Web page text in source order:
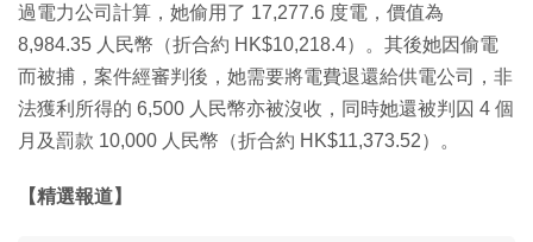
過電力公司計算，她偷用了 17,277.6 度電，價值為
8,984.35 人民幣（折合約 HK$10,218.4）。其後她因偷電
而被捕，案件經審判後，她需要將電費退還給供電公司，非
法獲利所得的 6,500 人民幣亦被沒收，同時她還被判囚 4 個
月及罰款 10,000 人民幣（折合約 HK$11,373.52）。
【精選報道】